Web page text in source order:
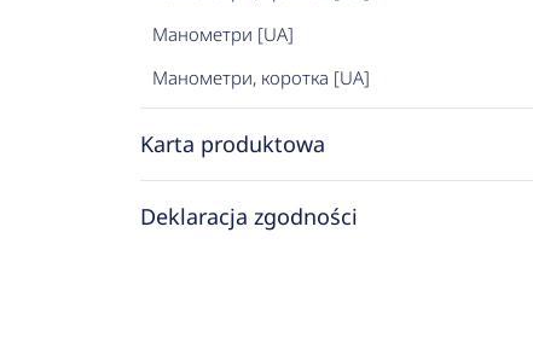
Манометри [UA]
Манометри, коротка [UA]
Karta produktowa
Deklaracja zgodności